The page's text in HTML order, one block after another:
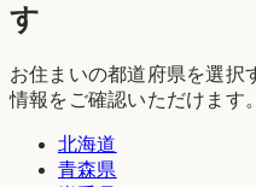
す
お住まいの都道府県を選択
情報をご確認いただけます。
北海道
青森県